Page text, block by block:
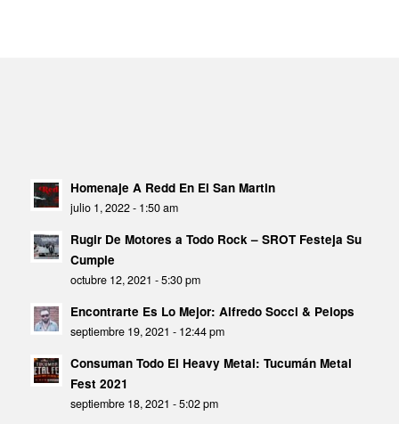
Homenaje A Redd En El San Martin
julio 1, 2022 - 1:50 am
Rugir De Motores a Todo Rock – SROT Festeja Su
Cumple
octubre 12, 2021 - 5:30 pm
Encontrarte Es Lo Mejor: Alfredo Socci & Pelops
septiembre 19, 2021 - 12:44 pm
Consuman Todo El Heavy Metal: Tucumán Metal
Fest 2021
septiembre 18, 2021 - 5:02 pm